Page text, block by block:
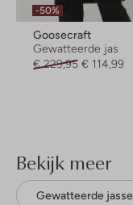
-50%
Goosecraft
Gewatteerde jas
€ 229,95 € 114,99
Bekijk meer
Gewatteerde